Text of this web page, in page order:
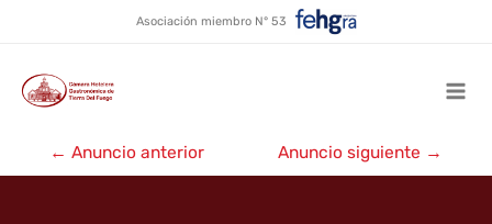
contenido
Asociación miembro N° 53
Alquiler temporario La Torre
Navegación
de
← Anuncio anterior Anuncio siguiente →